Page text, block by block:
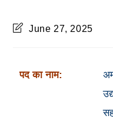
June 27, 2025
पद का नाम: